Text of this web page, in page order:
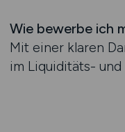
Wie bewerbe ich
Mit einer klaren
im Liquiditäts-